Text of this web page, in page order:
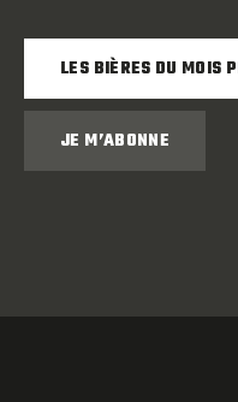
LES BIÈRES DU MOIS
JE M’ABONNE